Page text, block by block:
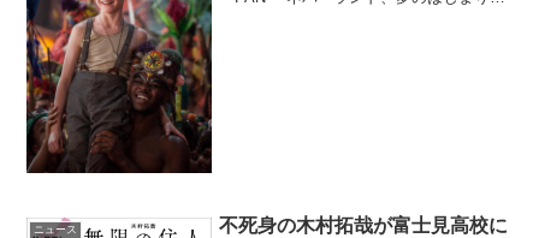
ニュース
不死身の木村拓哉が富士見高校に